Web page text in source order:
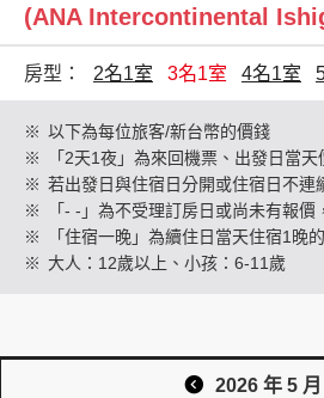
(ANA Intercontinental
房型： 2名1室 3名1室 4名1室
※ 以下為每位旅客/新台幣的價錢
※
「2天1夜」為來回機票、出發日當天
※ 若出發日與住宿日分開或住宿日不連
※
「- -」為不受理訂房日或尚未有報價
※
「住宿一晚」為續住日當天住宿1晚
※ 大人：12歲以上、小孩：6-11歲
2026 年 5 月